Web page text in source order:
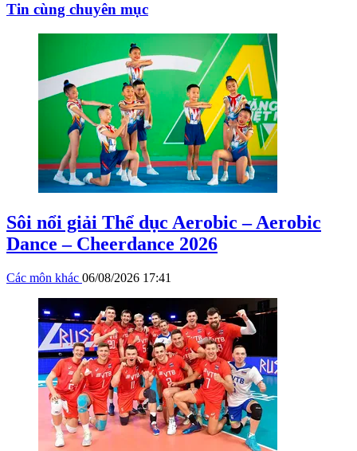
Tin cùng chuyên mục
Sôi nổi giải Thể dục Aerobic – Aerobic
Dance – Cheerdance 2026
Các môn khác 06/08/2026 17:41